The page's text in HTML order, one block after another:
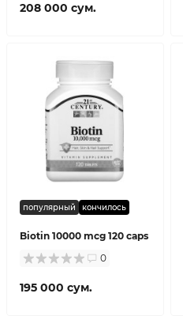
208 000 сум.
популярный кончилось
Biotin 10000 mcg 120 caps
0
195 000 сум.